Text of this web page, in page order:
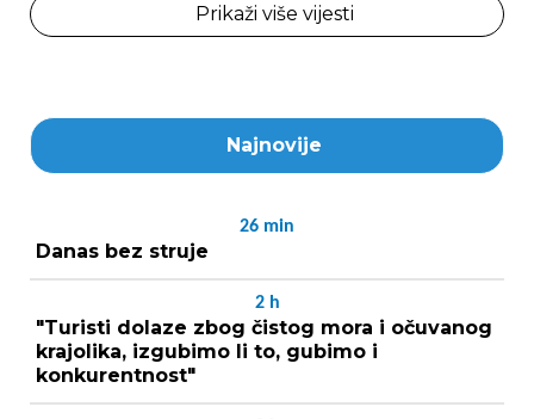
Prikaži više vijesti
Najnovije
26 min
Danas bez struje
2 h
"Turisti dolaze zbog čistog mora i očuvanog
krajolika, izgubimo li to, gubimo i
konkurentnost"